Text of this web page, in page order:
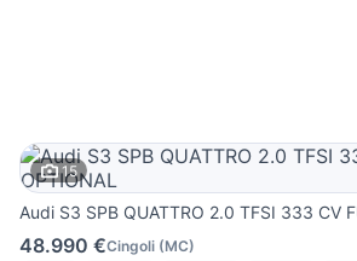
15
Audi S3 SPB QUATTRO 2.0 TFSI 333 CV
48.990 €Cingoli (MC)